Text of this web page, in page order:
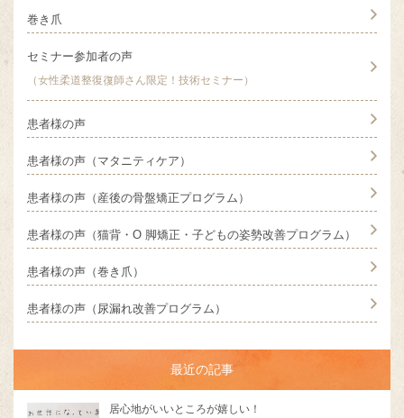
巻き爪
セミナー参加者の声
（女性柔道整復復師さん限定！技術セミナー）
患者様の声
患者様の声（マタニティケア）
患者様の声（産後の骨盤矯正プログラム）
患者様の声（猫背・O 脚矯正・子どもの姿勢改善プログラム）
患者様の声（巻き爪）
患者様の声（尿漏れ改善プログラム）
最近の記事
居心地がいいところが嬉しい！